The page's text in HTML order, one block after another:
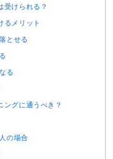
受けられる？
るメリット
とせる
る
ングに通うべき？
の場合